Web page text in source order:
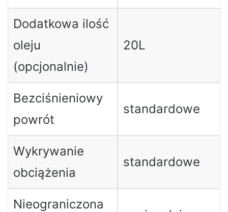
Dodatkowa ilość
oleju
(opcjonalnie)
20L
Bezciśnieniowy
powrót
standardowe
Wykrywanie
obciążenia
standardowe
Nieograniczona